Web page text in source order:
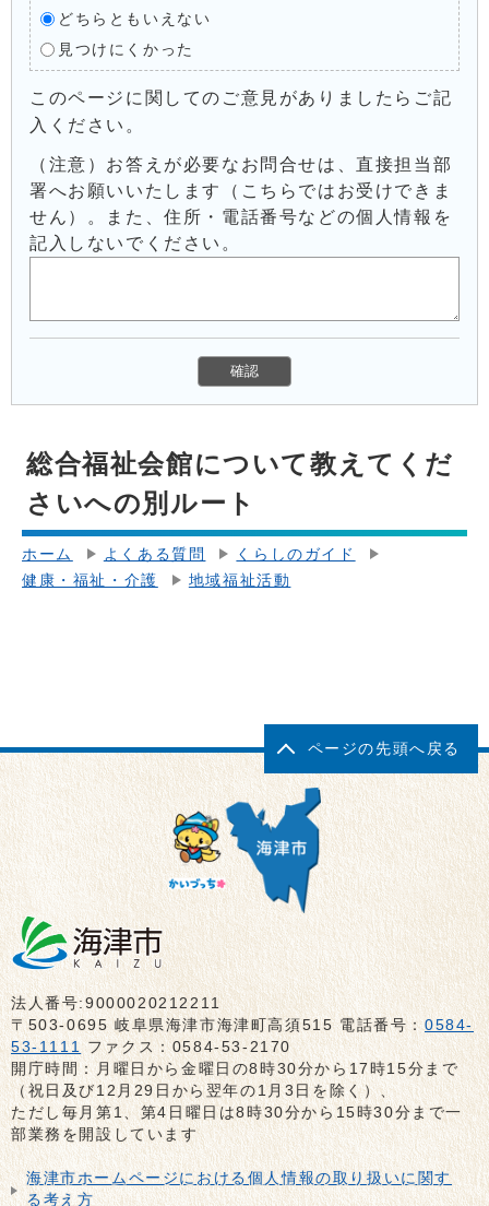
どちらともいえない
見つけにくかった
このページに関してのご意見がありましたらご記
入ください。
（注意）お答えが必要なお問合せは、直接担当部
署へお願いいたします（こちらではお受けできま
せん）。また、住所・電話番号などの個人情報を
記入しないでください。
総合福祉会館について教えてくだ
さいへの別ルート
ホーム よくある質問
くらしのガイド
健康・福祉・介護
地域福祉活動
ページの先頭へ戻る
法人番号:9000020212211
〒503-0695 岐阜県海津市海津町高須515 電話番号：0584-
53-1111 ファクス：0584-53-2170
開庁時間：月曜日から金曜日の8時30分から17時15分まで
（祝日及び12月29日から翌年の1月3日を除く）、
ただし毎月第1、第4日曜日は8時30分から15時30分まで一
部業務を開設しています
海津市ホームページにおける個人情報の取り扱いに関す
る考え方